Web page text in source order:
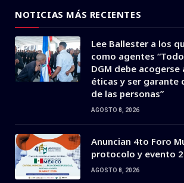
NOTICIAS MÁS RECIENTES
Lee Ballester a los
como agentes
DGM debe acogerse
éticas y ser garante
de las personas”
AGOSTO 8, 2026
Anuncian 4to Foro
protocolo y evento
AGOSTO 8, 2026